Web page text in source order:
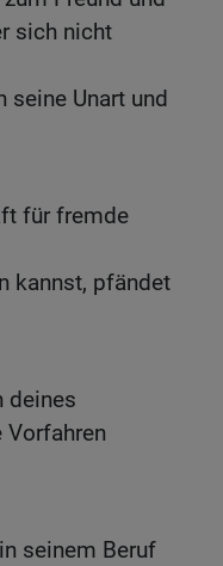
sich nicht
seine Unart und
für fremde
kannst, pfändet
deines
Vorfahren
seinem Beruf